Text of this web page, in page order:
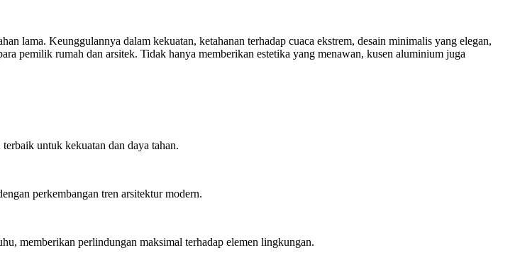
lama. Keunggulannya dalam kekuatan, ketahanan terhadap cuaca ekstrem, desain minimalis yang elegan,
pemilik rumah dan arsitek. Tidak hanya memberikan estetika yang menawan, kusen aluminium juga
untuk kekuatan dan daya tahan.
perkembangan tren arsitektur modern.
memberikan perlindungan maksimal terhadap elemen lingkungan.